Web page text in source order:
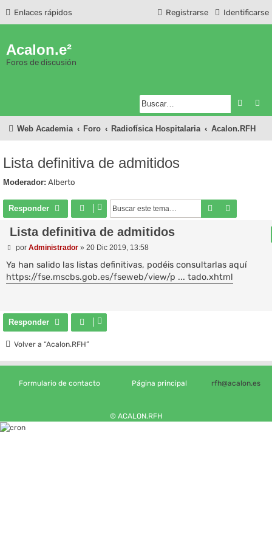
Enlaces rápidos Identificarse
Registrarse
Acalon.e²
Foros de discusión
Buscar
Web Academia Foro Radiofísica Hospitalaria Acalon.RFH
Lista definitiva de admitidos
Moderador: Alberto
Responder Buscar
Lista definitiva de admitidos
M
n
s
a
por Administrador» 20 Dic 2019, 13:58
Ya han salido las listas definitivas, podéis consultarlas aquí
https://fse.mscbs.gob.es/fseweb/view/p ... tado.xhtml
Responder
Volver a “Acalon.RFH”
Formulario de contacto Página principal rfh@acalon.es
© ACALON.RFH